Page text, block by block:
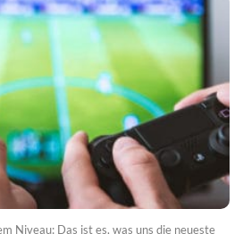
Niveau: Das ist es, was uns die neueste